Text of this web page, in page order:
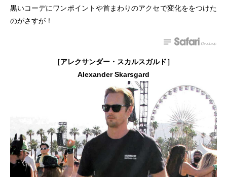
黒いコーデにワンポイントや首まわりのアクセで変化ををつけた
のがさすが！
［アレクサンダー・スカルスガルド］
Alexander Skarsgard